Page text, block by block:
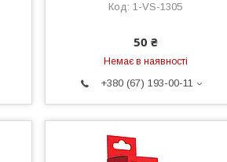
1-VS-1305
50 ₴
Немає в наявності
+380 (67) 193-00-11